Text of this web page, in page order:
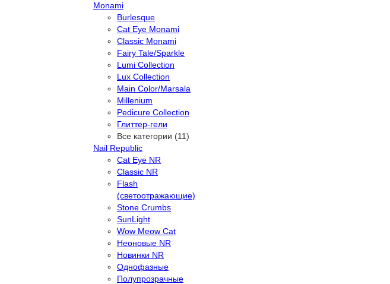
Monami
Burlesque
Cat Eye Monami
Classic Monami
Fairy Tale/Sparkle
Lumi Collection
Lux Collection
Main Color/Marsala
Millenium
Pedicure Collection
Глиттер-гели
Все категории (11)
Nail Republic
Cat Eye NR
Classic NR
Flash
(светоотражающие)
Stone Crumbs
SunLight
Wow Meow Cat
Неоновые NR
Новинки NR
Однофазные
Полупрозрачные